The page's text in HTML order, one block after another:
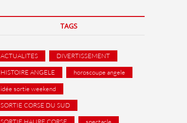
TAGS
ACTUALITES DIVERTISSEMENT
HISTOIRE ANGELE horoscoupe angele
idée sortie weekend
SORTIE CORSE DU SUD
SORTIE HAURE CORSE spectacle